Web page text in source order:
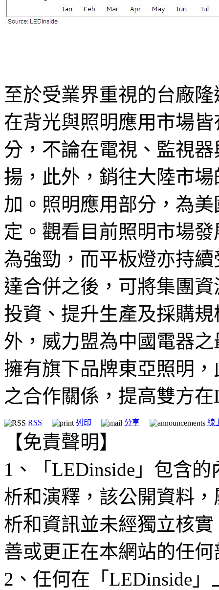
至於受業界重視的台廠
在背光與照明應用市場
分，不論在電視、監視
揚，此外，銷往大陸市
加。照明應用部分，為
定。觀看目前照明市場
為強勁，而平板燈亦持
達合併之後，可將集團
投資、提升生產及採購
外，威力盟為中國電器
擁有旗下品牌東亞照明
之合作關係，提高雙方
RSS 列印 分享 線
【免責聲明】
1、「LEDinside」包含
析和演釋，該公開資料
析和資訊並未經獨立核
善或更正在本網站的任
2、任何在「LEDinside